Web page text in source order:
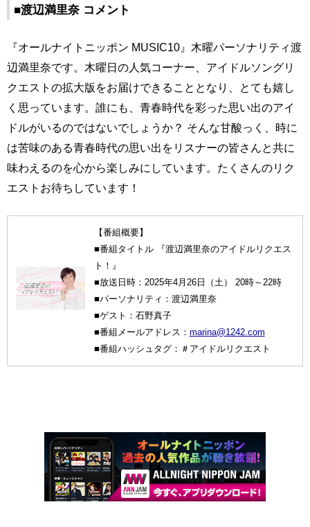
■渡辺満里奈 コメント
『オールナイトニッポン MUSIC10』木曜パーソナリティ渡
辺満里奈です。木曜日の人気コーナー、アイドルソングリ
クエストの拡大版をお届けできることとなり、とても嬉し
く思っています。誰にも、青春時代を彩った思い出のアイ
ドルがいるのではないでしょうか？ そんな甘酸っく、時に
は苦味のある青春時代の思い出をリスナーの皆さんと共に
味わえるのを心から楽しみにしています。たくさんのリク
エストお待ちしています！
【番組概要】
■番組タイトル 『渡辺満里奈のアイドルリクエス
ト！』
■放送日時：2025年4月26日（土） 20時～22時
■パーソナリティ：渡辺満里奈
■ゲスト：石野真子
■番組メールアドレス： marina@1242.com
■番組ハッシュタグ：＃アイドルリクエスト